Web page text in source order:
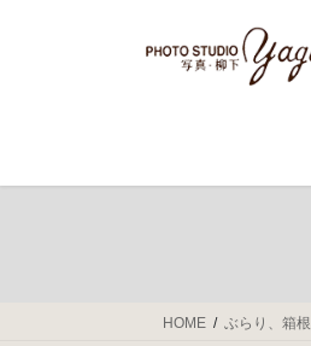
ス
ン
HOME ぶらり、箱根